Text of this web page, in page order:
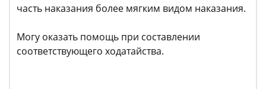
часть наказания более мягким видом наказания.
Могу оказать помощь при составлении
соответствующего ходатайства.